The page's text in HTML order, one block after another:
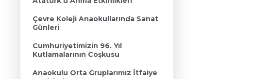
Çevre Koleji Anaokullarında Sanat
Günleri
Cumhuriyetimizin 96. Yıl
Kutlamalarının Coşkusu
Anaokulu Orta Gruplarımız İtfaiye